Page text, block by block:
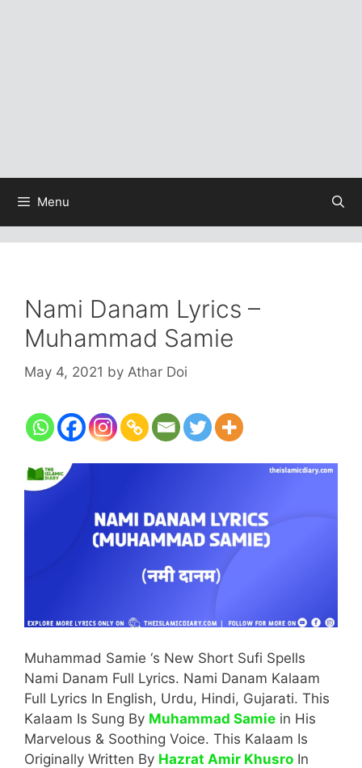
Menu
Nami Danam Lyrics –
Muhammad Samie
May 4, 2021 by Athar Doi
Muhammad Samie ‘s New Short Sufi Spells
Nami Danam Full Lyrics. Nami Danam Kalaam
Full Lyrics In English, Urdu, Hindi, Gujarati. This
Kalaam Is Sung By Muhammad Samie in His
Marvelous & Soothing Voice. This Kalaam Is
Originally Written By Hazrat Amir Khusro In